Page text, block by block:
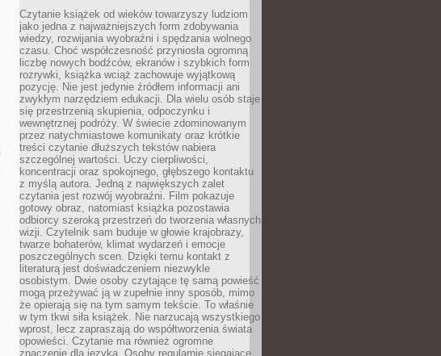
Czytanie książek od wieków towarzyszy ludziom
jako jedna z najważniejszych form zdobywania
wiedzy, rozwijania wyobraźni i spędzania wolnego
czasu. Choć współczesność przyniosła ogromną
liczbę nowych bodźców, ekranów i szybkich form
rozrywki, książka wciąż zachowuje wyjątkową
pozycję. Nie jest jedynie źródłem informacji ani
zwykłym narzędziem edukacji. Dla wielu osób staje
się przestrzenią skupienia, odpoczynku i
wewnętrznej podróży. W świecie zdominowanym
przez natychmiastowe komunikaty oraz krótkie
treści czytanie dłuższych tekstów nabiera
szczególnej wartości. Uczy cierpliwości,
koncentracji oraz spokojnego, głębszego kontaktu
z myślą autora. Jedną z największych zalet
czytania jest rozwój wyobraźni. Film pokazuje
gotowy obraz, natomiast książka pozostawia
odbiorcy szeroką przestrzeń do tworzenia własnych
wizji. Czytelnik sam buduje w głowie krajobrazy,
twarze bohaterów, klimat wydarzeń i emocje
poszczególnych scen. Dzięki temu kontakt z
literaturą jest doświadczeniem niezwykle
osobistym. Dwie osoby czytające tę samą powieść
mogą przeżywać ją w zupełnie inny sposób, mimo
że opierają się na tym samym tekście. To właśnie
w tym tkwi siła książek. Nie narzucają wszystkiego
wprost, lecz zapraszają do współtworzenia świata
opowieści. Czytanie ma również ogromne
znaczenie dla języka. Osoby regularnie sięgające